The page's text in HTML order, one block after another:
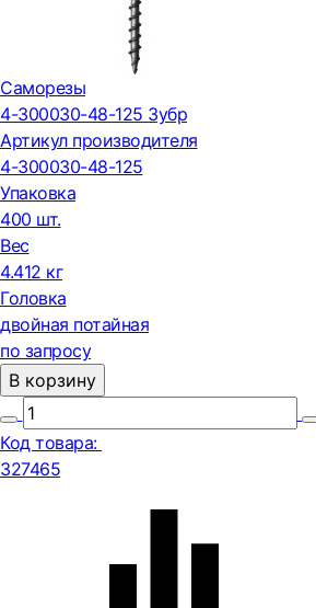
Саморезы
4-300030-48-125 Зубр
Артикул производителя
4-300030-48-125
Упаковка
400 шт.
Вес
4.412 кг
Головка
двойная потайная
по запросу
В корзину
Код товара:
327465